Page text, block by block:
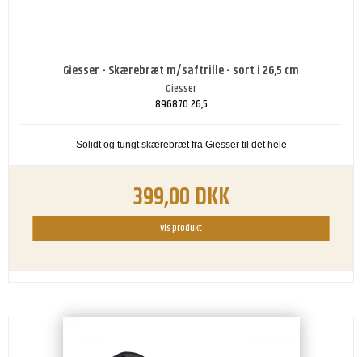
Giesser - Skærebræt m/saftrille - sort i 26,5 cm
Giesser
896870 26,5
Solidt og tungt skærebræt fra Giesser til det hele
399,00 DKK
Vis produkt